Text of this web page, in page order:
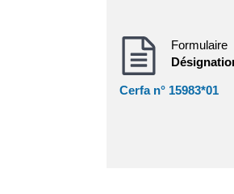
Formulaire
Cerfa n° 15983*01